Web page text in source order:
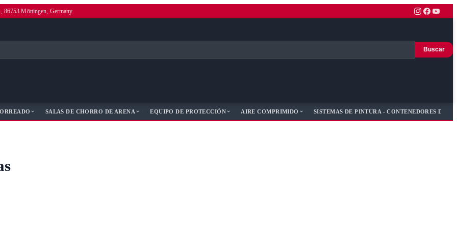
86753 Möttingen, Germany
Buscar
SALAS DE CHORRO DE ARENA EQUIPO DE PROTECCIÓN AIRE COMPRIMIDO SISTEMAS DE PINTURA - CONTENEDORES DE